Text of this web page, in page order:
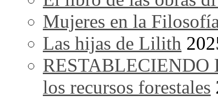
Mujeres en la
Las hijas de Lilith
RESTABLECIENDO
los recursos forestales